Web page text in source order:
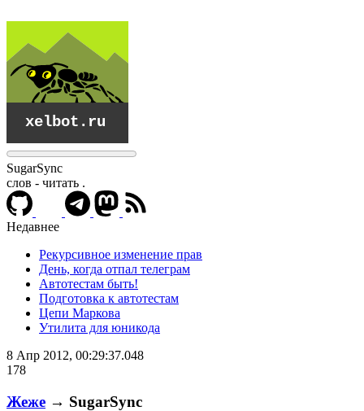
xelbot.ru
SugarSync
слов - читать .
Недавнее
Рекурсивное изменение прав
День, когда отпал телеграм
Автотестам быть!
Подготовка к автотестам
Цепи Маркова
Утилита для юникода
8 Апр 2012, 00:29:37.048
178
Жеже → SugarSync